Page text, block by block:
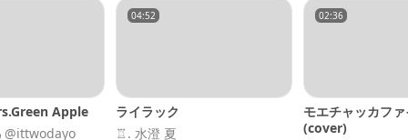
Apple
04:52
ライラック
♖. 水澄 夏
02:36
モエチャッカフ
(cover)